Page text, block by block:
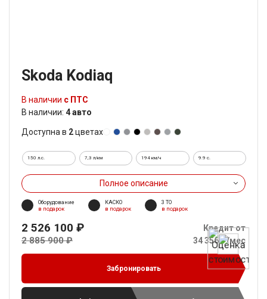
Skoda Kodiaq
В наличии с ПТС
В наличии: 4 авто
Доступна в 2цветах
150 л.с. 7,3 л/км 194 км/ч 9.9 c.
Полное описание
Оборудование
в подарок
КАСКО
в подарок
3 ТО
в подарок
2 526 100 ₽
2 885 900 ₽
Кредит от
34 356 ₽/мес
Забронировать